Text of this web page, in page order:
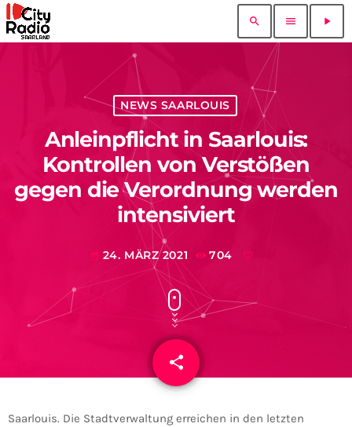
search menu play_arrow
NEWS SAARLOUIS
Anleinpflicht in Saarlouis:
Kontrollen von Verstößen
gegen die Verordnung werden
intensiviert
today 24. MÄRZ 2021 704
share
email
Saarlouis. Die Stadtverwaltung erreichen in den letzten